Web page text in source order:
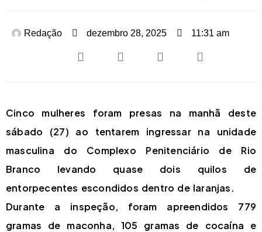
Redação dezembro 28, 2025 11:31 am
Cinco mulheres foram presas na manhã deste
sábado (27) ao tentarem ingressar na unidade
masculina do Complexo Penitenciário de Rio
Branco levando quase dois quilos de
entorpecentes escondidos dentro de laranjas.
Durante a inspeção, foram apreendidos 779
gramas de maconha, 105 gramas de cocaína e